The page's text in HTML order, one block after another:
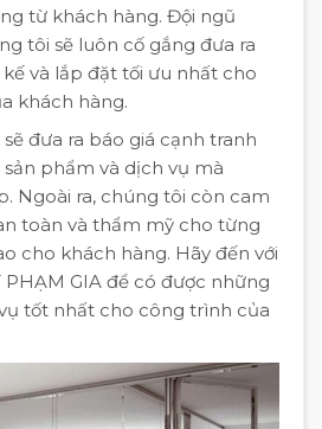
từ khách hàng. Đội ngũ
tôi sẽ luôn cố gắng đưa ra
và lắp đặt tối ưu nhất cho
khách hàng.
đưa ra báo giá cạnh tranh
phẩm và dịch vụ mà
Ngoài ra, chúng tôi còn cam
toàn và thẩm mỹ cho từng
cho khách hàng. Hãy đến với
PHẠM GIA để có được những
tốt nhất cho công trình của